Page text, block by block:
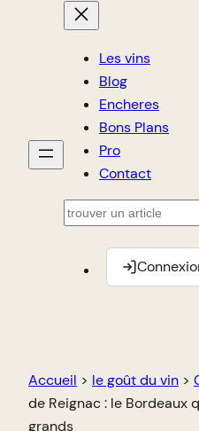
Les vins
Blog
Encheres
Bons Plans
Pro
Contact
Rechercher
Accueil > le goût du vin >
de Reignac : le Bordeaux
grands